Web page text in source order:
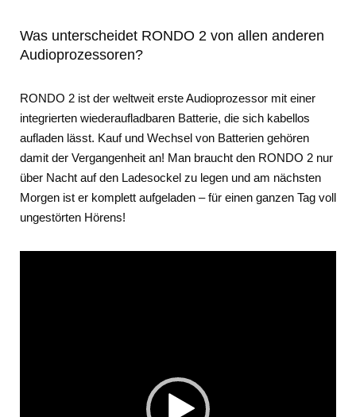
Was unterscheidet RONDO 2 von allen anderen
Audioprozessoren?
RONDO 2 ist der weltweit erste Audioprozessor mit einer
integrierten wiederaufladbaren Batterie, die sich kabellos
aufladen lässt. Kauf und Wechsel von Batterien gehören
damit der Vergangenheit an! Man braucht den RONDO 2 nur
über Nacht auf den Ladesockel zu legen und am nächsten
Morgen ist er komplett aufgeladen – für einen ganzen Tag voll
ungestörten Hörens!